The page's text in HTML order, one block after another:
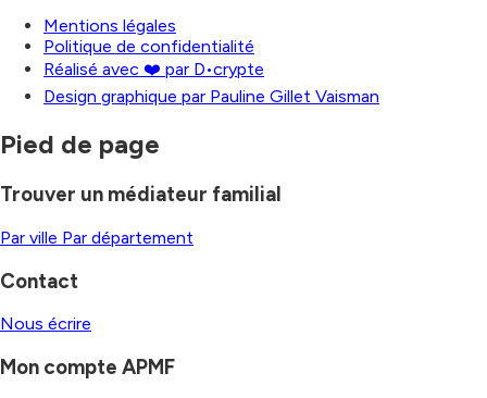
Mentions légales
Politique de confidentialité
Réalisé avec ❤️ par D•crypte
Design graphique par Pauline Gillet Vaisman
Pied de page
Trouver un médiateur familial
Par ville Par département
Contact
Nous écrire
Mon compte APMF